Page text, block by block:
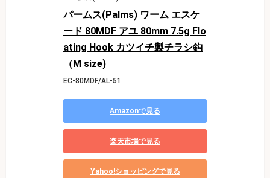
パームス(Palms) ワーム エスケ
ード 80MDF アユ 80mm 7.5g Flo
ating Hook カツイチ製チラシ鈎
（M size)
EC-80MDF/AL-51
Amazonで見る
楽天市場で見る
Yahoo!ショッピングで見る